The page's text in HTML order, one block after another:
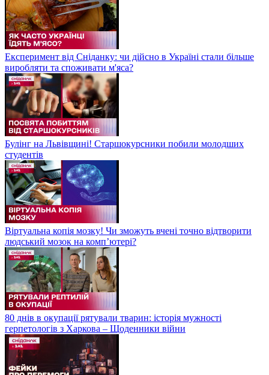
Експеримент від Сніданку: чи дійсно в Україні стали більше
виробляти та споживати м'яса?
Булінг на Львівщині! Старшокурсники побили молодших
студентів
Віртуальна копія мозку! Чи зможуть вчені точно відтворити
людський мозок на компʼютері?
80 днів в окупації рятували тварин: історія мужності
герпетологів з Харкова – Щоденники війни